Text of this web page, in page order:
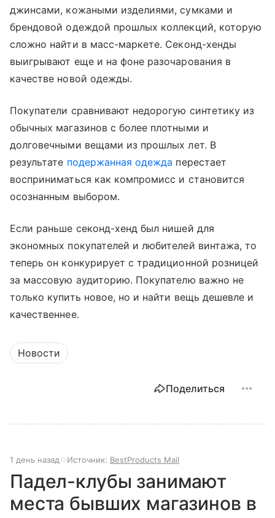
джинсами, кожаными изделиями, сумками и
брендовой одеждой прошлых коллекций, которую
сложно найти в масс-маркете. Секонд-хенды
выигрывают еще и на фоне разочарования в
качестве новой одежды.
Покупатели сравнивают недорогую синтетику из
обычных магазинов с более плотными и
долговечными вещами из прошлых лет. В
результате подержанная одежда перестает
восприниматься как компромисс и становится
осознанным выбором.
Если раньше секонд-хенд был нишей для
экономных покупателей и любителей винтажа, то
теперь он конкурирует с традиционной розницей
за массовую аудиторию. Покупателю важно не
только купить новое, но и найти вещь дешевле и
качественнее.
Новости
Поделиться
1 день назад Источник: BestProducts Mail
Падел-клубы занимают
места бывших магазинов в